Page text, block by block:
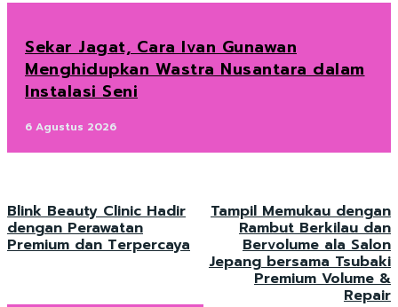
Sekar Jagat, Cara Ivan Gunawan
Menghidupkan Wastra Nusantara dalam
Instalasi Seni
6 Agustus 2026
Blink Beauty Clinic Hadir
dengan Perawatan
Premium dan Terpercaya
Tampil Memukau dengan
Rambut Berkilau dan
Bervolume ala Salon
Jepang bersama Tsubaki
Premium Volume &
Repair